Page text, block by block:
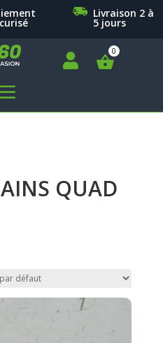
Livraison 2 à
5 jours

QUAD